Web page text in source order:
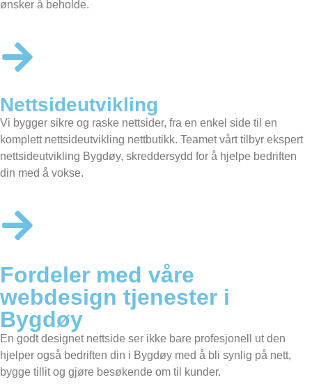
ønsker å beholde.
Nettsideutvikling
Vi bygger sikre og raske nettsider, fra en enkel side til en
komplett nettsideutvikling nettbutikk. Teamet vårt tilbyr ekspert
nettsideutvikling Bygdøy, skreddersydd for å hjelpe bedriften
din med å vokse.
Fordeler med våre
webdesign tjenester i
Bygdøy
En godt designet nettside ser ikke bare profesjonell ut den
hjelper også bedriften din i Bygdøy med å bli synlig på nett,
bygge tillit og gjøre besøkende om til kunder.